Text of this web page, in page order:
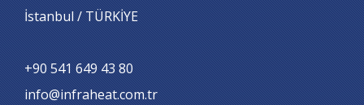
İstanbul / TÜRKİYE
+90 541 649 43 80
info@infraheat.com.tr